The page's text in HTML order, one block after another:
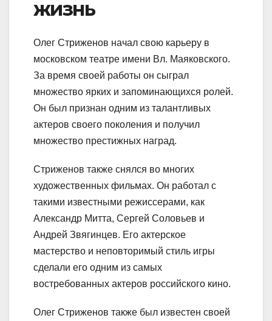
жизнь
Олег Стриженов начал свою карьеру в
московском театре имени Вл. Маяковского.
За время своей работы он сыграл
множество ярких и запоминающихся ролей.
Он был признан одним из талантливых
актеров своего поколения и получил
множество престижных наград.
Стриженов также снялся во многих
художественных фильмах. Он работал с
такими известными режиссерами, как
Александр Митта, Сергей Соловьев и
Андрей Звягинцев. Его актерское
мастерство и неповторимый стиль игры
сделали его одним из самых
востребованных актеров российского кино.
Олег Стриженов также был известен своей